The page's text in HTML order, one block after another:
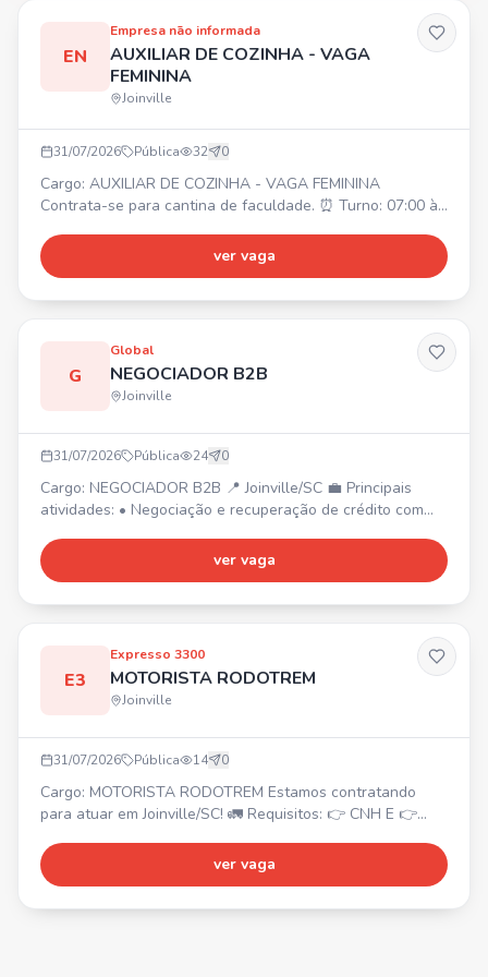
EN
Empresa não informada
AUXILIAR DE COZINHA - VAGA
FEMININA
Joinville
31/07/2026 Pública 32 0
Cargo: AUXILIAR DE COZINHA - VAGA FEMININA
Contrata-se para cantina de faculdade. ⏰ Turno: 07:00 às
Salário a combinar. Envie seu currículo!
ver vaga
G
Global
NEGOCIADOR B2B
Joinville
31/07/2026 Pública 24 0
Cargo: NEGOCIADOR B2B 📍 Joinville/SC 💼 Principais
atividades: • Negociação e recuperação de crédito com
mail; • Relacionamento com clientes e foco em resultados.
✅ Requisitos: • Ensino Médio Completo ou próximo a
ver vaga
E3
Expresso 3300
MOTORISTA RODOTREM
Joinville
31/07/2026 Pública 14 0
Cargo: MOTORISTA RODOTREM Estamos contratando
para atuar em Joinville/SC! 🚛 Requisitos: 👉 CNH E 👉
parte do nosso time! 💛🖤ver vaga